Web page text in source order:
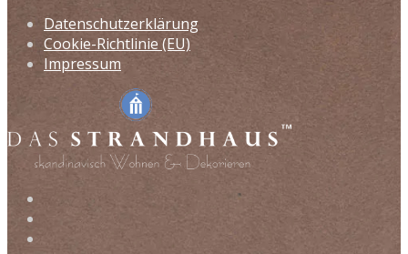
Datenschutzerklärung
Cookie-Richtlinie (EU)
Impressum